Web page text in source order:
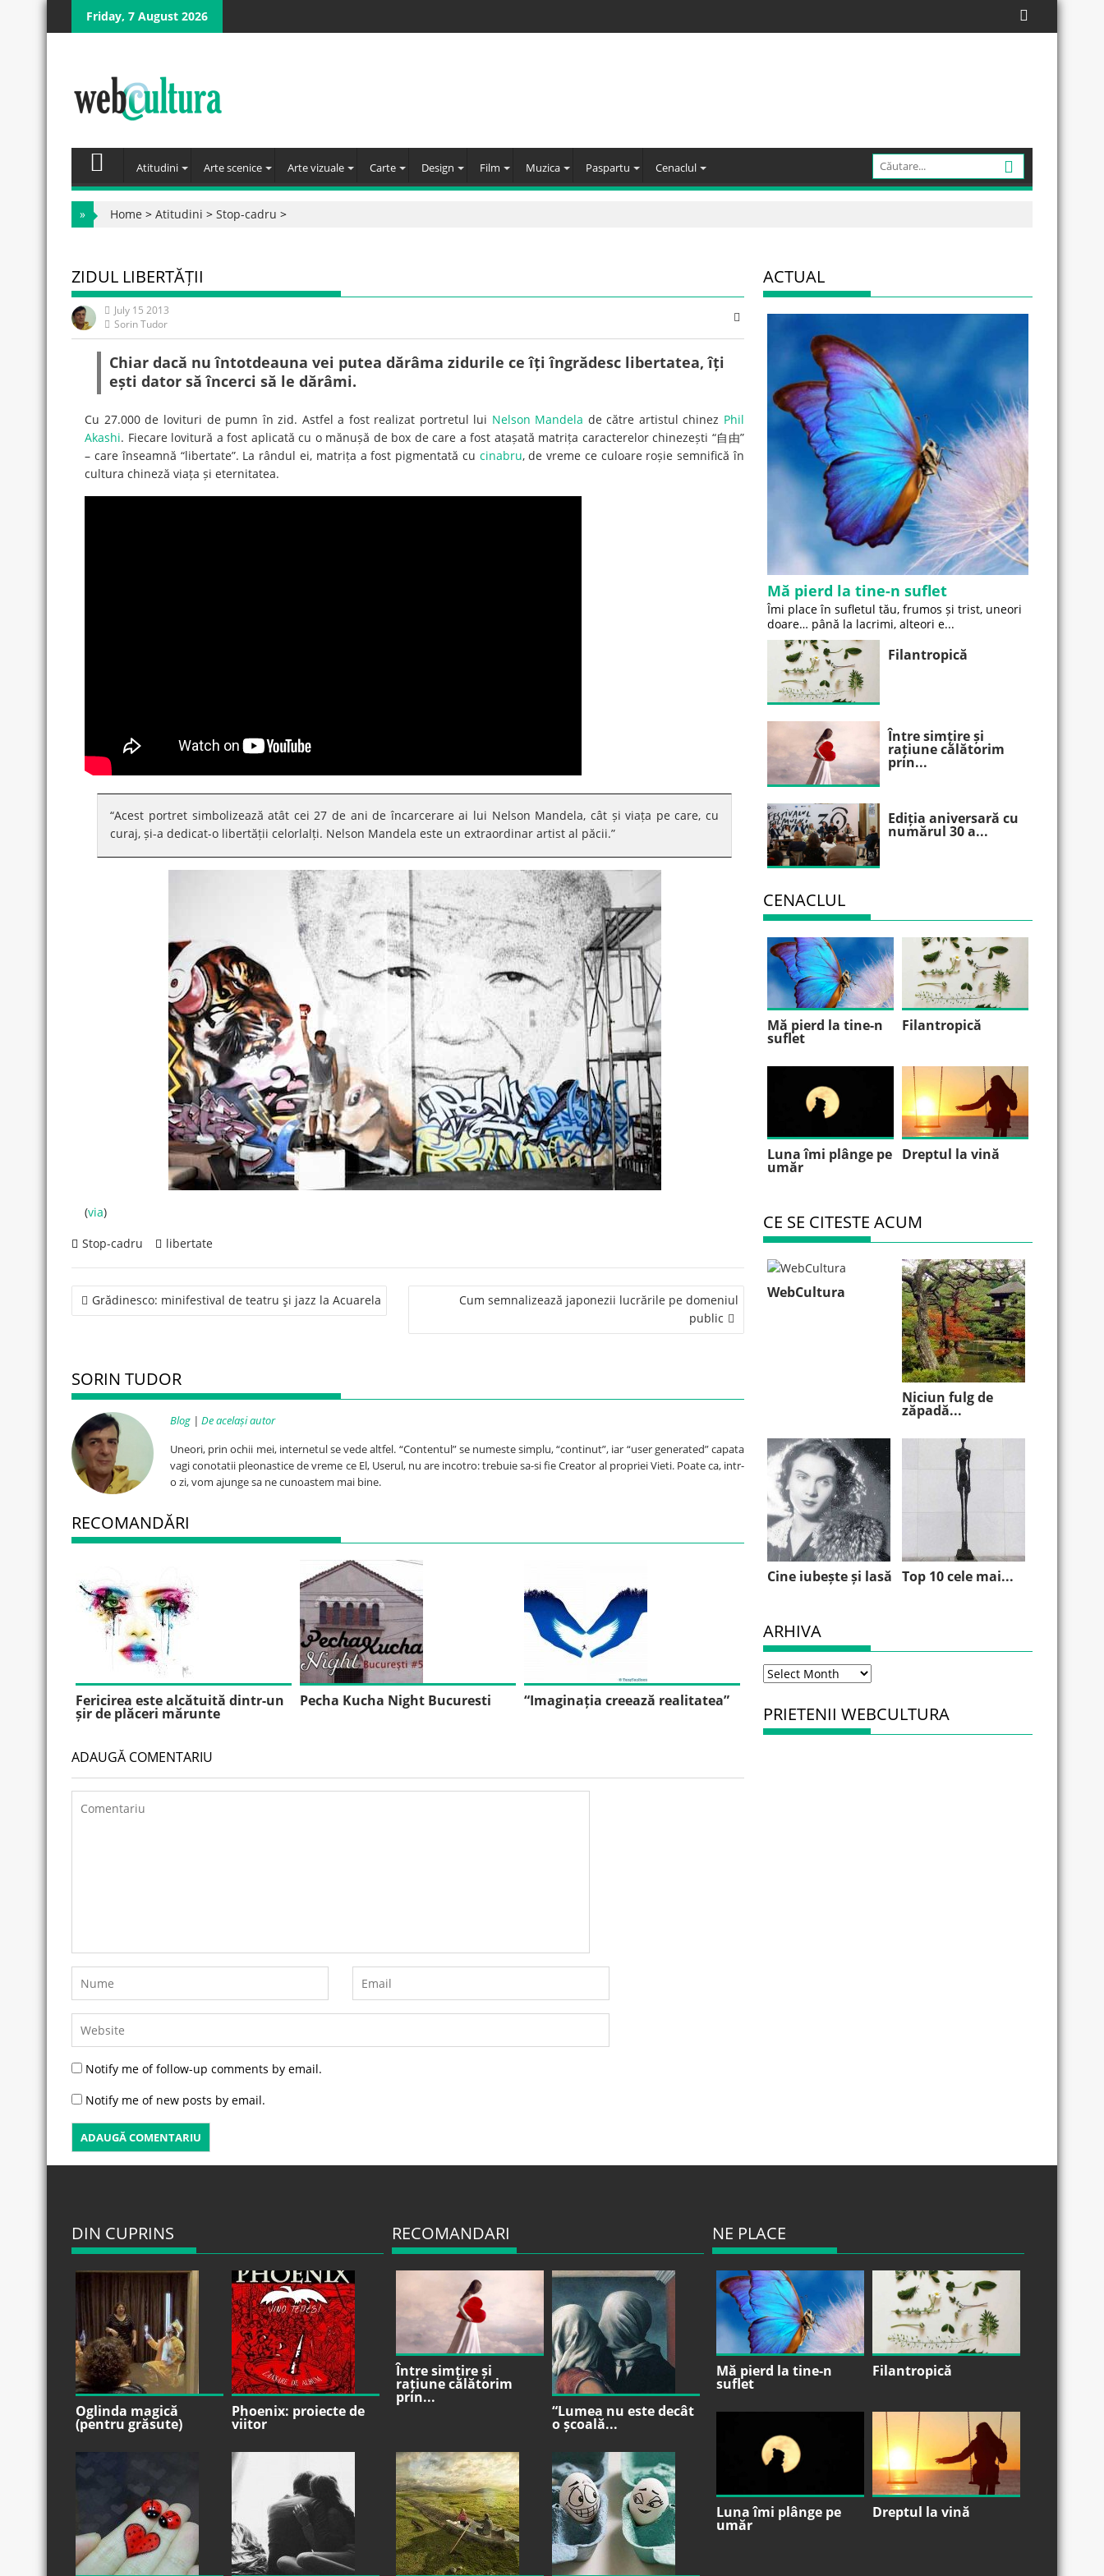
Skip
Friday, 7 August 2026
Atitudini Arte scenice Arte vizuale Carte Design Film Muzica Paspartu Cenaclul
» Home > Atitudini > Stop-cadru >
ZIDUL LIBERTĂȚII
July 15 2013
Sorin Tudor
Chiar dacă nu întotdeauna vei putea dărâma zidurile ce îți îngrădesc libertatea, îți
ești dator să încerci să le dărâmi.
Cu 27.000 de lovituri de pumn în zid. Astfel a fost realizat portretul lui Nelson Mandela de către artistul chinez Phil
Akashi. Fiecare lovitură a fost aplicată cu o mănușă de box de care a fost atașată matrița caracterelor chinezești “自由”
– care înseamnă “libertate”. La rândul ei, matrița a fost pigmentată cu cinabru, de vreme ce culoare roșie semnifică în
cultura chineză viața și eternitatea.
“Acest portret simbolizează atât cei 27 de ani de încarcerare ai lui Nelson Mandela, cât și viața pe care, cu
curaj, și-a dedicat-o libertății celorlalți. Nelson Mandela este un extraordinar artist al păcii.”
(via)
Stop-cadru
libertate
Post
navigation
Grădinesco: minifestival de teatru şi jazz la Acuarela
Cum semnalizează japonezii lucrările pe domeniul
public
SORIN TUDOR
Blog | De același autor
Uneori, prin ochii mei, internetul se vede altfel. “Contentul” se numeste simplu, “continut”, iar “user generated” capata
vagi conotatii pleonastice de vreme ce El, Userul, nu are incotro: trebuie sa-si fie Creator al propriei Vieti. Poate ca, intr-
o zi, vom ajunge sa ne cunoastem mai bine.
RECOMANDĂRI
Fericirea este alcătuită dintr-un
șir de plăceri mărunte
Pecha Kucha Night Bucuresti “Imaginația creează realitatea”
ADAUGĂ COMENTARIU
Notify me of follow-up comments by email.
Notify me of new posts by email.
ACTUAL
Mă pierd la tine-n suflet
Îmi place în sufletul tău, frumos și trist, uneori
doare… până la lacrimi, alteori e...
Filantropică
Între simțire și
rațiune călătorim
prin...
Ediția aniversară cu
numărul 30 a...
CENACLUL
Mă pierd la tine-n
suflet
Filantropică
Luna îmi plânge pe
umăr
Dreptul la vină
CE SE CITESTE ACUM
WebCultura
Niciun fulg de
zăpadă...
Cine iubește și lasă Top 10 cele mai...
ARHIVA
Arhiva
PRIETENII WEBCULTURA
DIN CUPRINS
Oglinda magică
(pentru grăsute)
Phoenix: proiecte de
viitor
RECOMANDARI
Între simțire și
rațiune călătorim
prin...
“Lumea nu este decât
o școală...
NE PLACE
Mă pierd la tine-n
suflet
Filantropică
Luna îmi plânge pe
umăr
Dreptul la vină